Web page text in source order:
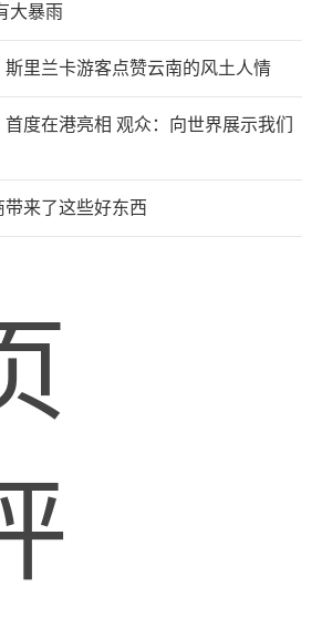
大暴雨
里兰卡游客点赞云南的风土人情
度在港亮相 观众：向世界展示我们
来了这些好东西